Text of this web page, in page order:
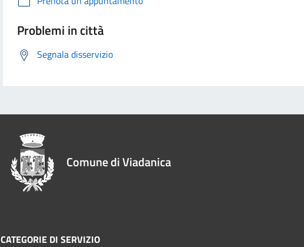
Problemi in città
Segnala disservizio
Comune di Viadanica
CATEGORIE DI SERVIZIO